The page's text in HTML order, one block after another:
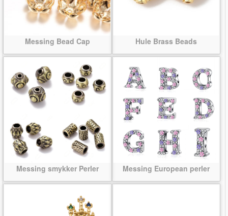
Messing Bead Cap Hule Brass Beads
Messing smykker Perler Messing European perler